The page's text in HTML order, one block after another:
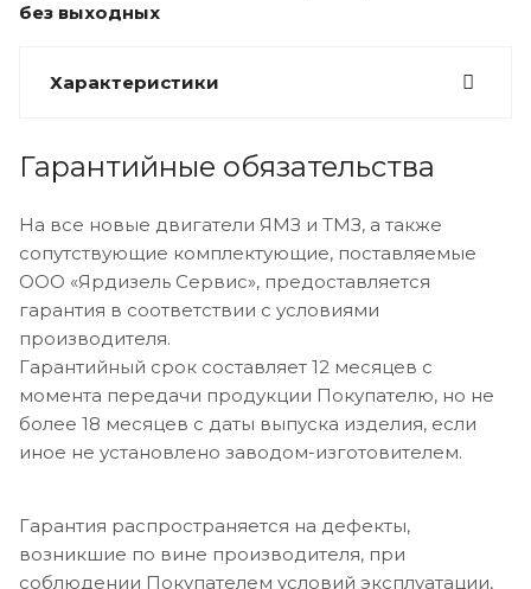
без выходных
Характеристики
Гарантийные обязательства
На все новые двигатели ЯМЗ и ТМЗ, а также
сопутствующие комплектующие, поставляемые
ООО «Ярдизель Сервис», предоставляется
гарантия в соответствии с условиями
производителя.
Гарантийный срок составляет 12 месяцев с
момента передачи продукции Покупателю, но не
более 18 месяцев с даты выпуска изделия, если
иное не установлено заводом-изготовителем.
Гарантия распространяется на дефекты,
возникшие по вине производителя, при
соблюдении Покупателем условий эксплуатации,